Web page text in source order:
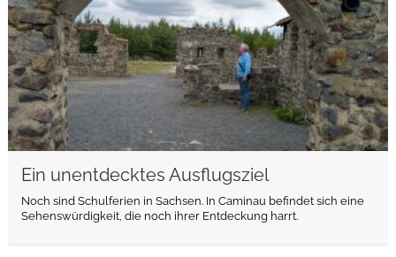
Ein unentdecktes Ausflugsziel
Noch sind Schulferien in Sachsen. In Caminau befindet sich eine
Sehenswürdigkeit, die noch ihrer Entdeckung harrt.